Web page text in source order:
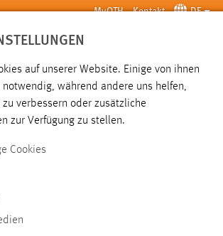
MyOTH Kontakt DE
SUCHE
JETZT BEWERBEN
auf unserer Website. Einige von ihnen
während andere uns helfen,
verbessern oder zusätzliche
zur Verfügung zu stellen.
Cookies